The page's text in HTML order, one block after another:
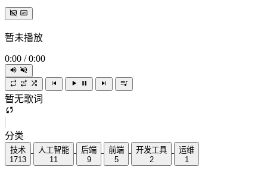
暂未播放
0:00 / 0:00
暂无歌词
分类
技术
1713
人工智能
11
后端
9
前端
5
开发工具
2
运维
1